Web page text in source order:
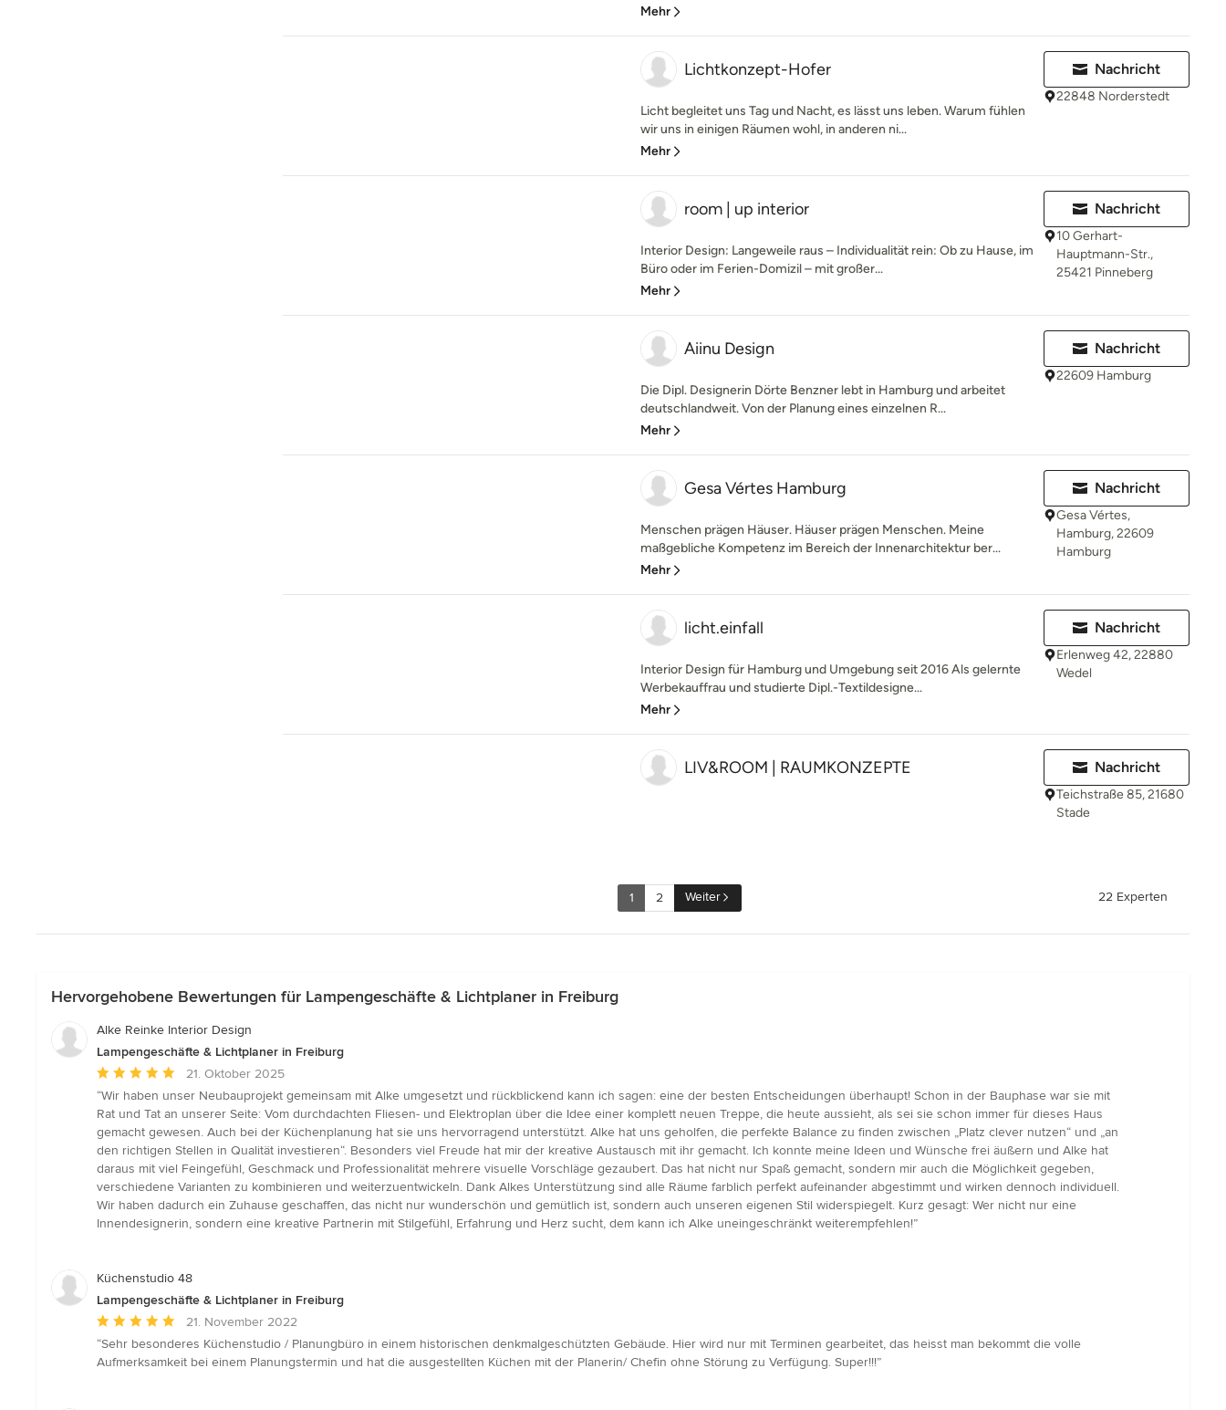
Mehr
Lichtkonzept-Hofer
Licht begleitet uns Tag und Nacht, es lässt uns leben. Warum fühlen
wir uns in einigen Räumen wohl, in anderen ni...
Mehr
Nachricht
22848 Norderstedt
room | up interior
Interior Design: Langeweile raus – Individualität rein: Ob zu Hause, im
Büro oder im Ferien-Domizil – mit großer...
Mehr
Nachricht
10 Gerhart-
Hauptmann-Str.,
25421 Pinneberg
Aiinu Design
Die Dipl. Designerin Dörte Benzner lebt in Hamburg und arbeitet
deutschlandweit. Von der Planung eines einzelnen R...
Mehr
Nachricht
22609 Hamburg
Gesa Vértes Hamburg
Menschen prägen Häuser. Häuser prägen Menschen. Meine
maßgebliche Kompetenz im Bereich der Innenarchitektur ber...
Mehr
Nachricht
Gesa Vértes,
Hamburg, 22609
Hamburg
licht.einfall
Interior Design für Hamburg und Umgebung seit 2016 Als gelernte
Werbekauffrau und studierte Dipl.-Textildesigne...
Mehr
Nachricht
Erlenweg 42, 22880
Wedel
LIV&ROOM | RAUMKONZEPTE Nachricht
Teichstraße 85, 21680
Stade
1 2 Weiter 22 Experten
Hervorgehobene Bewertungen für Lampengeschäfte & Lichtplaner in Freiburg
Alke Reinke Interior Design
Lampengeschäfte & Lichtplaner in Freiburg
Durchschnittliche
Bewertung:
5
von
5
Sternen
21. Oktober 2025
“Wir haben unser Neubauprojekt gemeinsam mit Alke umgesetzt und rückblickend kann ich sagen: eine der besten Entscheidungen überhaupt! Schon in der Bauphase war sie mit
Rat und Tat an unserer Seite: Vom durchdachten Fliesen- und Elektroplan über die Idee einer komplett neuen Treppe, die heute aussieht, als sei sie schon immer für dieses Haus
gemacht gewesen. Auch bei der Küchenplanung hat sie uns hervorragend unterstützt. Alke hat uns geholfen, die perfekte Balance zu finden zwischen „Platz clever nutzen“ und „an
den richtigen Stellen in Qualität investieren“. Besonders viel Freude hat mir der kreative Austausch mit ihr gemacht. Ich konnte meine Ideen und Wünsche frei äußern und Alke hat
daraus mit viel Feingefühl, Geschmack und Professionalität mehrere visuelle Vorschläge gezaubert. Das hat nicht nur Spaß gemacht, sondern mir auch die Möglichkeit gegeben,
verschiedene Varianten zu kombinieren und weiterzuentwickeln. Dank Alkes Unterstützung sind alle Räume farblich perfekt aufeinander abgestimmt und wirken dennoch individuell.
Wir haben dadurch ein Zuhause geschaffen, das nicht nur wunderschön und gemütlich ist, sondern auch unseren eigenen Stil widerspiegelt. Kurz gesagt: Wer nicht nur eine
Innendesignerin, sondern eine kreative Partnerin mit Stilgefühl, Erfahrung und Herz sucht, dem kann ich Alke uneingeschränkt weiterempfehlen!”
Küchenstudio 48
Lampengeschäfte & Lichtplaner in Freiburg
Durchschnittliche
Bewertung:
5
21. November 2022
“Sehr besonderes Küchenstudio / Planungbüro in einem historischen denkmalgeschützten Gebäude. Hier wird nur mit Terminen gearbeitet, das heisst man bekommt die volle
Aufmerksamkeit bei einem Planungstermin und hat die ausgestellten Küchen mit der Planerin/ Chefin ohne Störung zu Verfügung. Super!!!”